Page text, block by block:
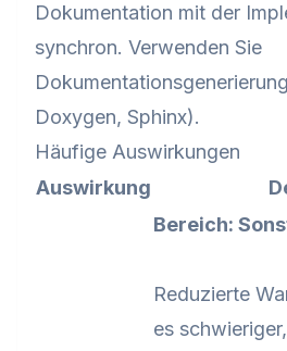
Dokumentation mit der
synchron. Verwenden Sie
Doxygen, Sphinx).
Häufige Auswirkungen
Auswirkung
Bereich:
Reduzierte
es